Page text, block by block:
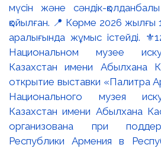
мүсін және сәндік-
қойылған. 📍 Көрме 2026 жылғы
аралығында жұмыс істейді.
Национальном музее
Казахстан имени Абылхана
открытие выставки «Палитра
Национального музея
Казахстан имени Абылхана
организована при
Республики Армения в